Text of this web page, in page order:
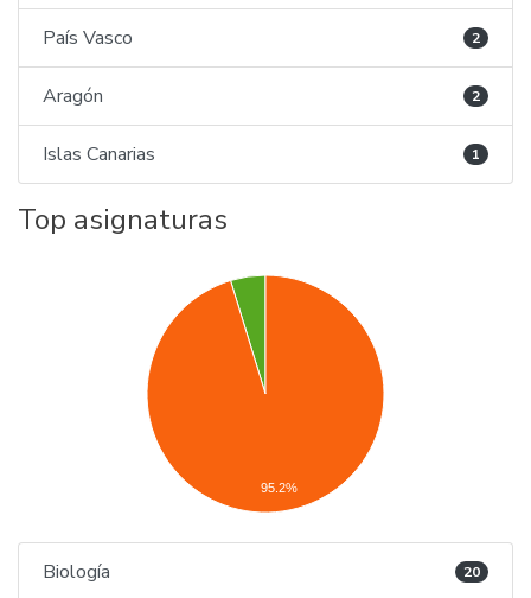
País Vasco 2
Aragón 2
Islas Canarias 1
Top asignaturas
95.2%
Biología 20